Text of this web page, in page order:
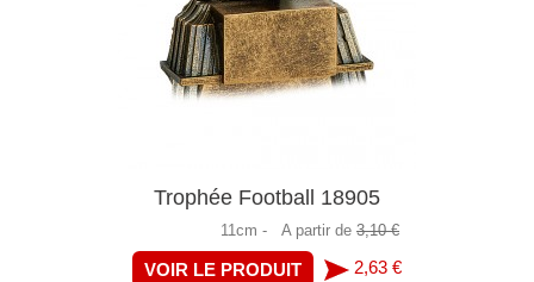
Trophée Football 18905
11cm - A partir de 3,10 €
VOIR LE PRODUIT 2,63 €